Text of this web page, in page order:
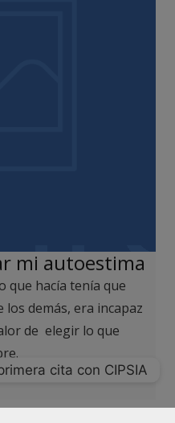
mi autoestima
que hacía tenía que
demás, era incapaz
de elegir lo que
cita con CIPSIA